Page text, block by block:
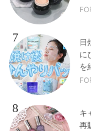
7
日
に
を
8
キ
再